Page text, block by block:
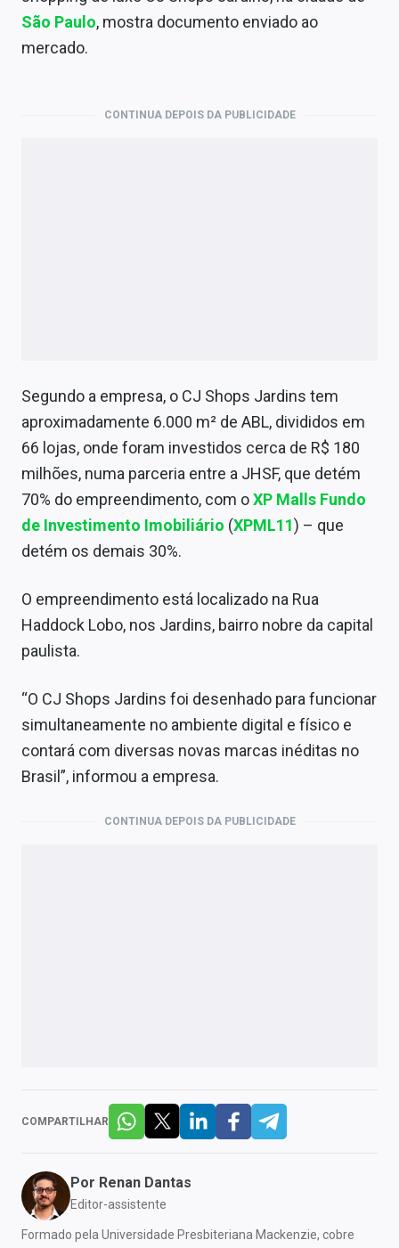
Mercados
Economia
Conteúdo de Marca
Expediente
Contato
São Paulo, mostra documento enviado ao
mercado.
CONTINUA DEPOIS DA PUBLICIDADE
Segundo a empresa, o CJ Shops Jardins tem
aproximadamente 6.000 m² de ABL, divididos em
66 lojas, onde foram investidos cerca de R$ 180
milhões, numa parceria entre a JHSF, que detém
70% do empreendimento, com oXP Malls Fundo
de Investimento Imobiliário (XPML11) – que
detém os demais 30%.
O empreendimento está localizado na Rua
Haddock Lobo, nos Jardins, bairro nobre da capital
paulista.
“O CJ Shops Jardins foi desenhado para funcionar
simultaneamente no ambiente digital e físico e
contará com diversas novas marcas inéditas no
Brasil”, informou a empresa.
CONTINUA DEPOIS DA PUBLICIDADE
COMPARTILHAR
Por Renan Dantas
Editor-assistente
Formado pela Universidade Presbiteriana Mackenzie, cobre